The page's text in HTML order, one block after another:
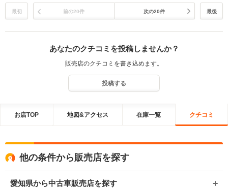
最初 前の20件 次の20件 最後
あなたのクチコミを投稿しませんか？
販売店のクチコミを書き込めます。
投稿する
お店TOP 地図&アクセス 在庫一覧 クチコミ
他の条件から販売店を探す
愛知県から中古車販売店を探す